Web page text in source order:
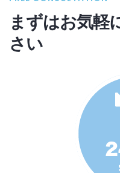
まずはお気軽
さい